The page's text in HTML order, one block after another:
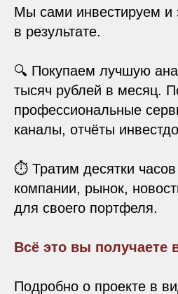
Мы сами инвестируем и
в результате.
🔍 Покупаем лучшую
тысяч рублей в месяц.
профессиональные
каналы, отчёты
⏱️ Тратим десятки
компании, рынок,
для своего портфеля.
Всё это вы получаете
Подробно о проекте в